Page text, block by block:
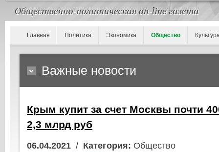
Главная Политика Экономика Общество
Важные новости
Крым купит за счет Москвы почти
2,3 млрд руб
06.04.2021 / Категория: Общество